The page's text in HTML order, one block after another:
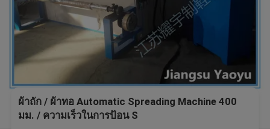
ผ้าถัก / ผ้าทอ Automatic Spreading Machine 400
มม. / ความเร็วในการป้อน S